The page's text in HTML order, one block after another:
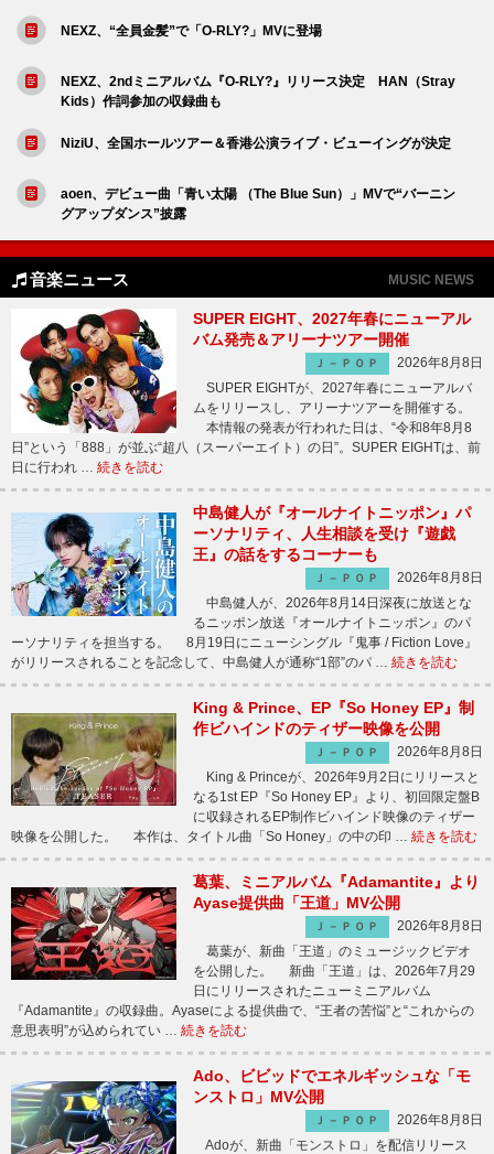
NEXZ、“全員金髪”で「O-RLY?」MVに登場
NEXZ、2ndミニアルバム『O-RLY?』リリース決定 HAN（Stray
Kids）作詞参加の収録曲も
NiziU、全国ホールツアー＆香港公演ライブ・ビューイングが決定
aoen、デビュー曲「青い太陽 （The Blue Sun）」MVで“バーニン
グアップダンス”披露
音楽ニュース MUSIC NEWS
SUPER EIGHT、2027年春にニューアル
バム発売＆アリーナツアー開催
Ｊ－ＰＯＰ
2026年8月8日
SUPER EIGHTが、2027年春にニューアルバ
ムをリリースし、アリーナツアーを開催する。
本情報の発表が行われた日は、“令和8年8月8
日”という「888」が並ぶ“超八（スーパーエイト）の日”。SUPER EIGHTは、前
日に行われ … 続きを読む
中島健人が『オールナイトニッポン』パ
ーソナリティ、人生相談を受け『遊戯
王』の話をするコーナーも
Ｊ－ＰＯＰ
2026年8月8日
中島健人が、2026年8月14日深夜に放送とな
るニッポン放送『オールナイトニッポン』のパ
ーソナリティを担当する。 8月19日にニューシングル『鬼事 / Fiction Love』
がリリースされることを記念して、中島健人が通称“1部”のパ … 続きを読む
King & Prince、EP『So Honey EP』制
作ビハインドのティザー映像を公開
Ｊ－ＰＯＰ
2026年8月8日
King & Princeが、2026年9月2日にリリースと
なる1st EP『So Honey EP』より、初回限定盤B
に収録されるEP制作ビハインド映像のティザー
映像を公開した。 本作は、タイトル曲「So Honey」の中の印 … 続きを読む
葛葉、ミニアルバム『Adamantite』より
Ayase提供曲「王道」MV公開
Ｊ－ＰＯＰ
2026年8月8日
葛葉が、新曲「王道」のミュージックビデオ
を公開した。 新曲「王道」は、2026年7月29
日にリリースされたニューミニアルバム
『Adamantite』の収録曲。Ayaseによる提供曲で、“王者の苦悩”と“これからの
意思表明”が込められてい … 続きを読む
Ado、ビビッドでエネルギッシュな「モ
ンストロ」MV公開
Ｊ－ＰＯＰ
2026年8月8日
Adoが、新曲「モンストロ」を配信リリース